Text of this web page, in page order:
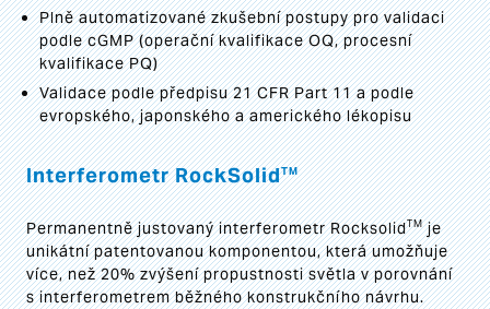
Plně automatizované zkušební postupy pro validaci
podle cGMP (operační kvalifikace OQ, procesní
kvalifikace PQ)
Validace podle předpisu 21 CFR Part 11 a podle
evropského, japonského a amerického lékopisu
Interferometr RockSolidTM
Permanentně justovaný interferometr RocksolidTMje
unikátní patentovanou komponentou, která umožňuje
více, než 20% zvýšení propustnosti světla v porovnání
s interferometrem běžného konstrukčního návrhu.